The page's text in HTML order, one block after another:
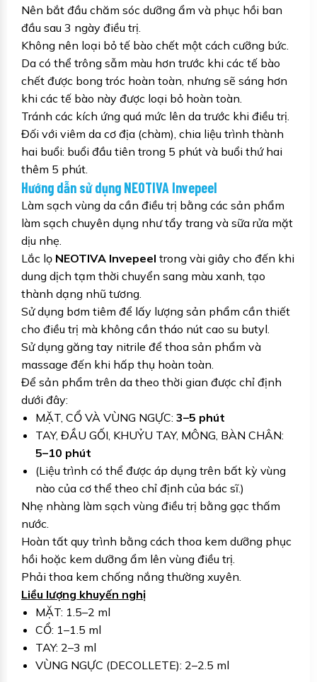
Nên bắt đầu chăm sóc dưỡng ẩm và phục hồi ban
đầu sau 3 ngày điều trị.
Không nên loại bỏ tế bào chết một cách cưỡng bức.
Da có thể trông sẫm màu hơn trước khi các tế bào
chết được bong tróc hoàn toàn, nhưng sẽ sáng hơn
khi các tế bào này được loại bỏ hoàn toàn.
Tránh các kích ứng quá mức lên da trước khi điều trị.
Đối với viêm da cơ địa (chàm), chia liệu trình thành
hai buổi: buổi đầu tiên trong 5 phút và buổi thứ hai
thêm 5 phút.
Hướng dẫn sử dụng NEOTIVA Invepeel
Làm sạch vùng da cần điều trị bằng các sản phẩm
làm sạch chuyên dụng như tẩy trang và sữa rửa mặt
dịu nhẹ.
Lắc lọ NEOTIVA Invepeel trong vài giây cho đến khi
dung dịch tạm thời chuyển sang màu xanh, tạo
thành dạng nhũ tương.
Sử dụng bơm tiêm để lấy lượng sản phẩm cần thiết
cho điều trị mà không cần tháo nút cao su butyl.
Sử dụng găng tay nitrile để thoa sản phẩm và
massage đến khi hấp thụ hoàn toàn.
Để sản phẩm trên da theo thời gian được chỉ định
dưới đây:
MẶT, CỔ VÀ VÙNG NGỰC: 3–5 phút
TAY, ĐẦU GỐI, KHUỶU TAY, MÔNG, BÀN CHÂN:
5–10 phút
(Liệu trình có thể được áp dụng trên bất kỳ vùng
nào của cơ thể theo chỉ định của bác sĩ.)
Nhẹ nhàng làm sạch vùng điều trị bằng gạc thấm
nước.
Hoàn tất quy trình bằng cách thoa kem dưỡng phục
hồi hoặc kem dưỡng ẩm lên vùng điều trị.
Phải thoa kem chống nắng thường xuyên.
Liều lượng khuyến nghị
MẶT: 1.5–2 ml
CỔ: 1–1.5 ml
TAY: 2–3 ml
VÙNG NGỰC (DECOLLETE): 2–2.5 ml